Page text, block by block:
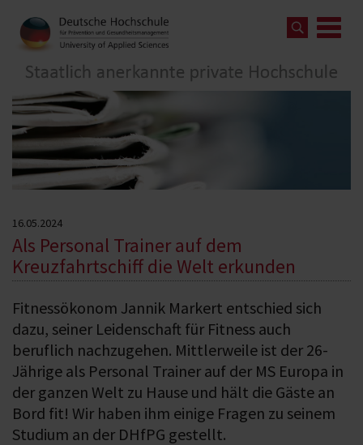
16.05.2024
Als Personal Trainer auf dem
Kreuzfahrtschiff die Welt erkunden
Fitnessökonom Jannik Markert entschied sich
dazu, seiner Leidenschaft für Fitness auch
beruflich nachzugehen. Mittlerweile ist der 26-
Jährige als Personal Trainer auf der MS Europa in
der ganzen Welt zu Hause und hält die Gäste an
Bord fit! Wir haben ihm einige Fragen zu seinem
Studium an der DHfPG gestellt.